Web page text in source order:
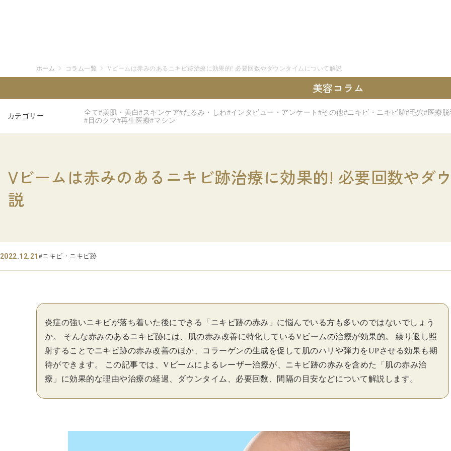
ホーム コラム一覧 Vビームは赤みのあるニキビ跡治療に効果的! 必要回数やダウンタイムについて解説
美容コラム
カテゴリー 全て#美肌・美白#スキンケア#たるみ・しわ#インタビュー・アンケート #その他#ニキビ・ニキビ跡#毛穴#医療脱
#目のクマ#再生医療#マシン
Vビームは赤みのあるニキビ跡治療に効果的! 必要回数やダ
説
2022.12.21 #ニキビ・ニキビ跡
炎症の強いニキビが落ち着いた後にできる「ニキビ跡の赤み」に悩んでいる方も多いのではないでしょう
か。 そんな赤みのあるニキビ跡には、肌の赤み改善に特化しているVビームの治療が効果的。 繰り返し照
射することでニキビ跡の赤み改善のほか、コラーゲンの生成を促して肌のハリや弾力をUPさせる効果も期
待ができます。 この記事では、Vビームによるレーザー治療が、ニキビ跡の赤みを含めた「肌の赤み治
療」に効果的な理由や治療の経過、ダウンタイム、必要回数、間隔の目安などについて解説します。